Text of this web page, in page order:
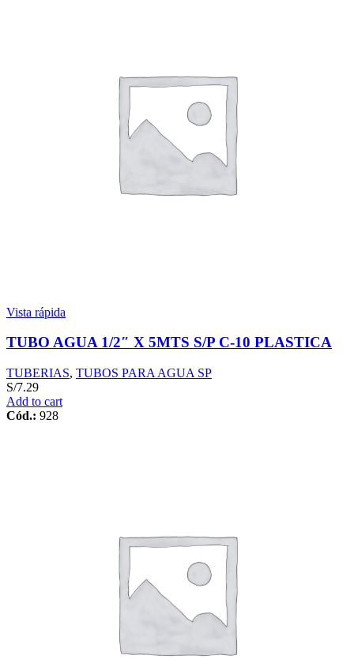
Vista rápida
TUBO AGUA 1/2″ X 5MTS S/P C-10 PLASTICA
TUBERIAS, TUBOS PARA AGUA SP
S/7.29
Add to cart
Cód.: 928